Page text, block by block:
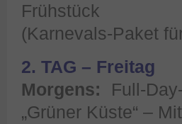
Frühstück
(Karnevals-Paket
2. TAG – Freitag
Morgens: Full-
„Grüner Küste“ –